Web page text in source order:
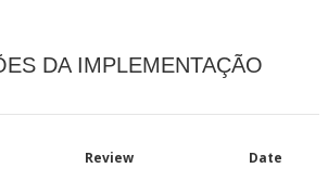
DA IMPLEMENTAÇÃO
Review Date